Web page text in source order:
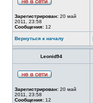
Зарегистрирован: 20 май
2011, 23:58
Сообщения: 12
Вернуться к началу
Leonid94
Зарегистрирован: 20 май
2011, 23:58
Сообщения: 12